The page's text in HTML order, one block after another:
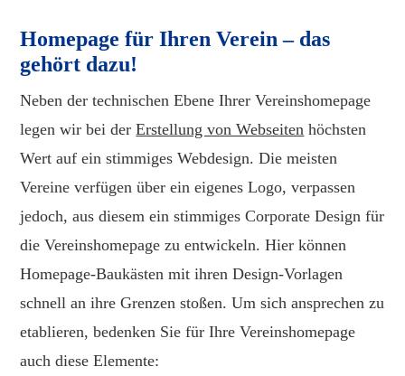
Homepage für Ihren Verein – das
gehört dazu!
Neben der technischen Ebene Ihrer Vereinshomepage
legen wir bei derErstellung von Webseiten höchsten
Wert auf ein stimmiges Webdesign. Die meisten
Vereine verfügen über ein eigenes Logo, verpassen
jedoch, aus diesem ein stimmiges Corporate Design für
die Vereinshomepage zu entwickeln. Hier können
Homepage-Baukästen mit ihren Design-Vorlagen
schnell an ihre Grenzen stoßen. Um sich ansprechen zu
etablieren, bedenken Sie für Ihre Vereinshomepage
auch diese Elemente: